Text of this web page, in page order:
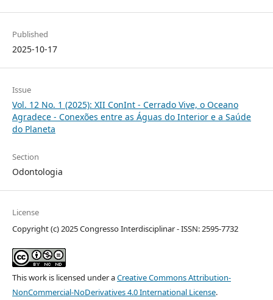
Published
2025-10-17
Issue
Vol. 12 No. 1 (2025): XII ConInt - Cerrado Vive, o Oceano
Agradece - Conexões entre as Águas do Interior e a Saúde
do Planeta
Section
Odontologia
License
Copyright (c) 2025 Congresso Interdisciplinar - ISSN: 2595-7732
This work is licensed under aCreative Commons Attribution-
NonCommercial-NoDerivatives 4.0 International License.